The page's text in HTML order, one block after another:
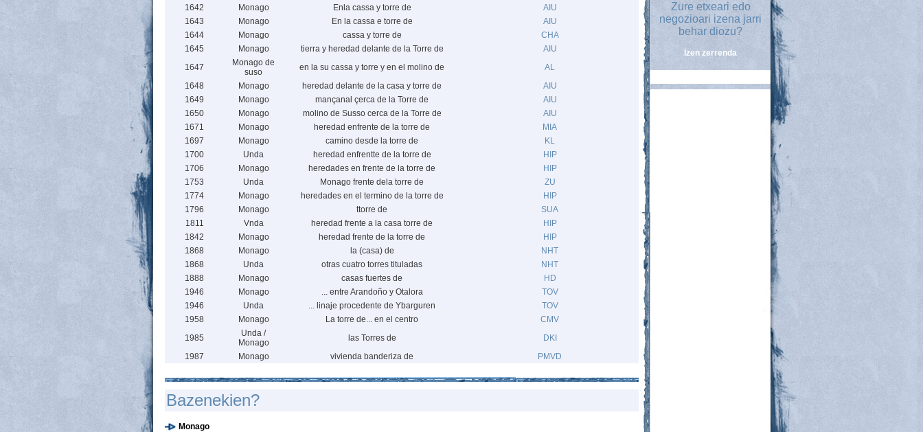
1642
Monago Enla cassa y torre de
AIU
1643
Monago En la cassa e torre de
AIU
1644
Monago cassa y torre de
CHA
1645
Monago tierra y heredad delante de la Torre de
AIU
1647
Monago de
suso
en la su cassa y torre y en el molino de
AL
1648
Monago heredad delante de la casa y torre de
AIU
1649
Monago mançanal çerca de la Torre de
AIU
1650
Monago molino de Susso cerca de la Torre de
AIU
1671
Monago heredad enfrente de la torre de
MIA
1697
Monago camino desde la torre de
KL
1700
Unda heredad enfrentte de la torre de
HIP
1706
Monago heredades en frente de la torre de
HIP
1753
Unda Monago frente dela torre de
ZU
1774
Monago heredades en el termino de la torre de
HIP
1796
Monago ttorre de
SUA
1811
Vnda heredad frente a la casa torre de
HIP
1842
Monago heredad frente de la torre de
HIP
1868
Monago la (casa) de
NHT
1868
Unda otras cuatro torres tituladas
NHT
1888
Monago casas fuertes de
HD
1946
Monago ... entre Arandoño y Otalora
TOV
1946
Unda ... linaje procedente de Ybarguren
TOV
1958
Monago La torre de... en el centro
CMV
1985
Unda /
Monago
las Torres de
DKI
1987
Monago vivienda banderiza de PMVD
Bazenekien?
Monago
Zure etxeari edo
negozioari izena jarri
behar diozu?
Izen zerrenda